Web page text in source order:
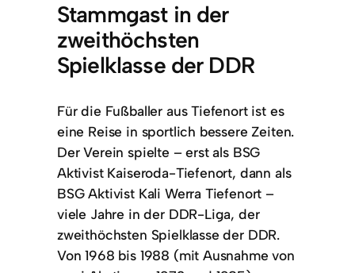
Stammgast in der
zweithöchsten
Spielklasse der DDR
Für die Fußballer aus Tiefenort ist es
eine Reise in sportlich bessere Zeiten.
Der Verein spielte – erst als BSG
Aktivist Kaiseroda-Tiefenort, dann als
BSG Aktivist Kali Werra Tiefenort –
viele Jahre in der DDR-Liga, der
zweithöchsten Spielklasse der DDR.
Von 1968 bis 1988 (mit Ausnahme von